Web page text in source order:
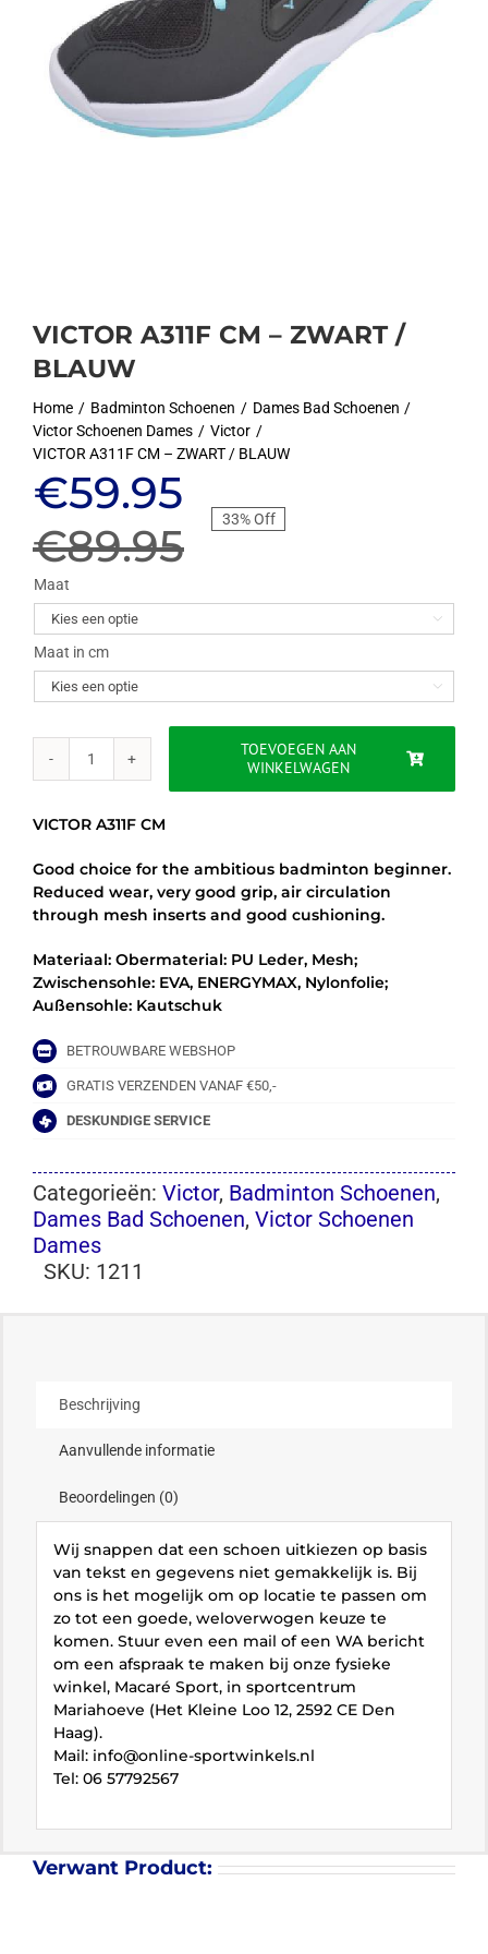
VICTOR A311F CM – ZWART /
BLAUW
Home Badminton Schoenen
Dames Bad Schoenen
Victor Schoenen Dames
Victor
VICTOR A311F CM – ZWART / BLAUW
€89.95
Oorspronkelijke
prijs
was:
€89.95.
€59.95
Huidige
prijs
is:
€59.95.
33% Off
Maat

Maat in cm

VICTOR
ZWART
BLAUW
TOEVOEGEN AAN
WINKELWAGEN
VICTOR A311F CM
Good choice for the ambitious badminton beginner.
Reduced wear, very good grip, air circulation
through mesh inserts and good cushioning.
Materiaal: Obermaterial: PU Leder, Mesh;
Zwischensohle: EVA, ENERGYMAX, Nylonfolie;
Außensohle: Kautschuk
BETROUWBARE WEBSHOP
GRATIS VERZENDEN VANAF €50,-
DESKUNDIGE SERVICE
Categorieën: Victor, Badminton Schoenen,
Dames Bad Schoenen, Victor Schoenen
Dames
SKU: 1211
Beschrijving
Aanvullende informatie
Beoordelingen (0)
Wij snappen dat een schoen uitkiezen op basis
van tekst en gegevens niet gemakkelijk is. Bij
ons is het mogelijk om op locatie te passen om
zo tot een goede, weloverwogen keuze te
komen. Stuur even een mail of een WA bericht
om een afspraak te maken bij onze fysieke
winkel, Macaré Sport, in sportcentrum
Mariahoeve (Het Kleine Loo 12, 2592 CE Den
Haag).
Mail: info@online-sportwinkels.nl
Tel: 06 57792567
Verwant Product: